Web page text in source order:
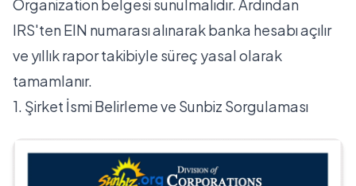
Organization belgesi sunulmalıdır. Ardından
IRS'ten EIN numarası alınarak banka hesabı açılır
ve yıllık rapor takibiyle süreç yasal olarak
tamamlanır.
1. Şirket İsmi Belirleme ve Sunbiz Sorgulaması